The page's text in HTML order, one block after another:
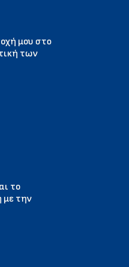
μου στο
των
το
με την